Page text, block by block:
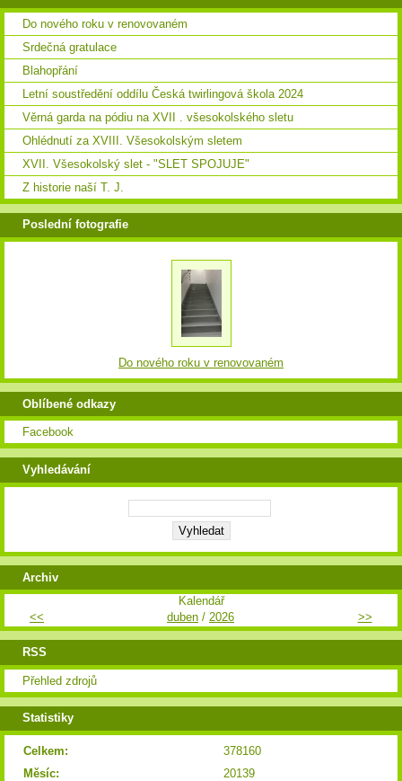
Do nového roku v renovovaném
Srdečná gratulace
Blahopřání
Letní soustředění oddílu Česká twirlingová škola 2024
Věrná garda na pódiu na XVII . všesokolského sletu
Ohlédnutí za XVIII. Všesokolským sletem
XVII. Všesokolský slet - "SLET SPOJUJE"
Z historie naší T. J.
Poslední fotografie
Do nového roku v renovovaném
Oblíbené odkazy
Facebook
Vyhledávání
Archiv
Kalendář
<<
duben / 2026 >>
RSS
Přehled zdrojů
Statistiky
Celkem:
378160
Měsíc:
20139